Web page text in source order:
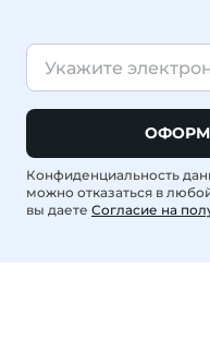
Конфиденциальность
можно отказаться в
вы даете Согласие на